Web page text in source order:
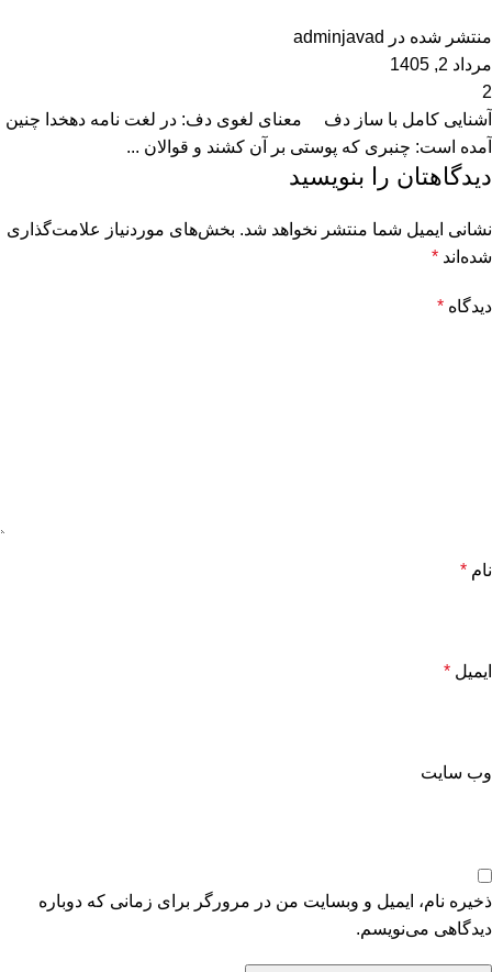
منتشر شده در
adminjavad
مرداد 2, 1405
2
آشنایی کامل با ساز دف معنای لغوی دف: در لغت نامه دهخدا چنین
آمده است: چنبری که پوستی بر آن کشند و قوالان ...
دیدگاهتان را بنویسید
نشانی ایمیل شما منتشر نخواهد شد. بخش‌های موردنیاز علامت‌گذاری
شده‌اند *
دیدگاه *
نام *
ایمیل *
وب‌ سایت
ذخیره نام، ایمیل و وبسایت من در مرورگر برای زمانی که دوباره
دیدگاهی می‌نویسم.